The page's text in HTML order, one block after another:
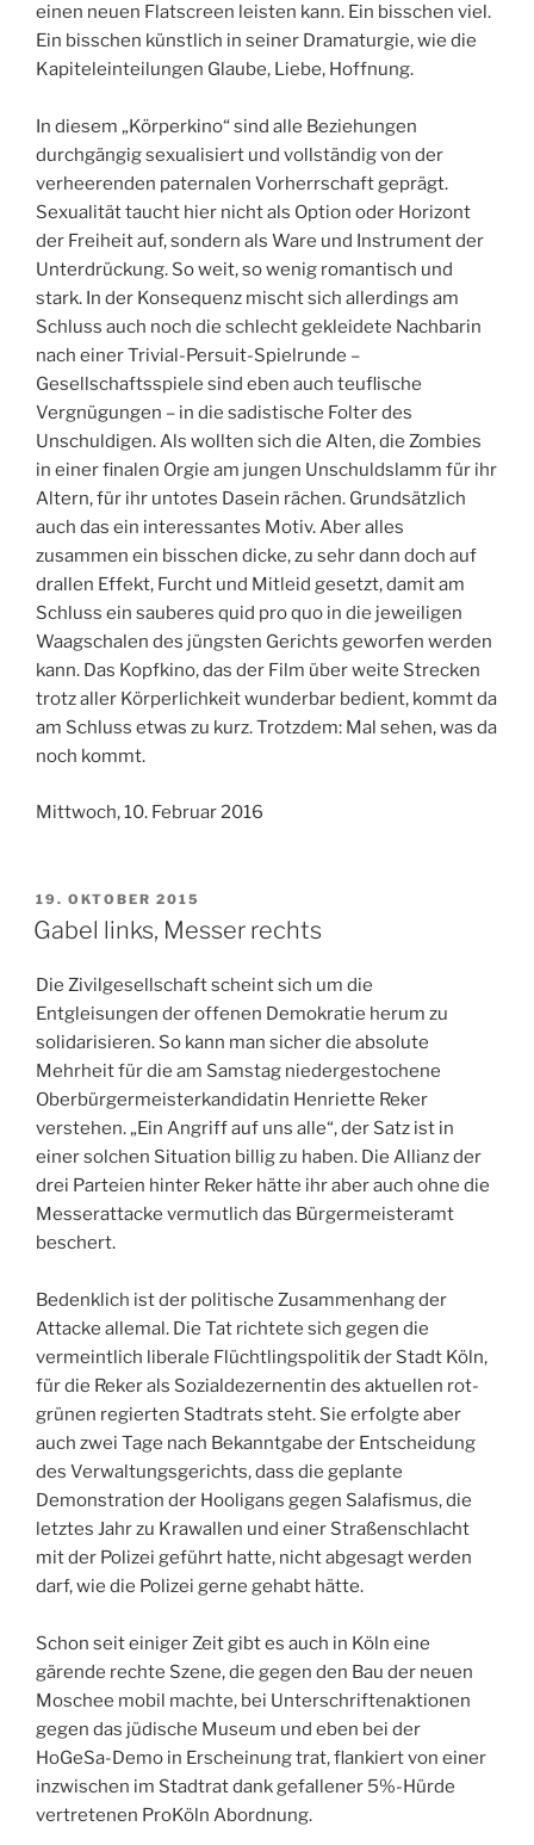
einen neuen Flatscreen leisten kann. Ein bisschen viel.
Ein bisschen künstlich in seiner Dramaturgie, wie die
Kapiteleinteilungen Glaube, Liebe, Hoffnung.
In diesem „Körperkino“ sind alle Beziehungen
durchgängig sexualisiert und vollständig von der
verheerenden paternalen Vorherrschaft geprägt.
Sexualität taucht hier nicht als Option oder Horizont
der Freiheit auf, sondern als Ware und Instrument der
Unterdrückung. So weit, so wenig romantisch und
stark. In der Konsequenz mischt sich allerdings am
Schluss auch noch die schlecht gekleidete Nachbarin
nach einer Trivial-Persuit-Spielrunde –
Gesellschaftsspiele sind eben auch teuflische
Vergnügungen – in die sadistische Folter des
Unschuldigen. Als wollten sich die Alten, die Zombies
in einer finalen Orgie am jungen Unschuldslamm für ihr
Altern, für ihr untotes Dasein rächen. Grundsätzlich
auch das ein interessantes Motiv. Aber alles
zusammen ein bisschen dicke, zu sehr dann doch auf
drallen Effekt, Furcht und Mitleid gesetzt, damit am
Schluss ein sauberes quid pro quo in die jeweiligen
Waagschalen des jüngsten Gerichts geworfen werden
kann. Das Kopfkino, das der Film über weite Strecken
trotz aller Körperlichkeit wunderbar bedient, kommt da
am Schluss etwas zu kurz. Trotzdem: Mal sehen, was da
noch kommt.
Mittwoch, 10. Februar 2016
VERÖFFENTLICHT
AM
19. OKTOBER 2015
Gabel links, Messer rechts
Die Zivilgesellschaft scheint sich um die
Entgleisungen der offenen Demokratie herum zu
solidarisieren. So kann man sicher die absolute
Mehrheit für die am Samstag niedergestochene
Oberbürgermeisterkandidatin Henriette Reker
verstehen. „Ein Angriff auf uns alle“, der Satz ist in
einer solchen Situation billig zu haben. Die Allianz der
drei Parteien hinter Reker hätte ihr aber auch ohne die
Messerattacke vermutlich das Bürgermeisteramt
beschert.
Bedenklich ist der politische Zusammenhang der
Attacke allemal. Die Tat richtete sich gegen die
vermeintlich liberale Flüchtlingspolitik der Stadt Köln,
für die Reker als Sozialdezernentin des aktuellen rot-
grünen regierten Stadtrats steht. Sie erfolgte aber
auch zwei Tage nach Bekanntgabe der Entscheidung
des Verwaltungsgerichts, dass die geplante
Demonstration der Hooligans gegen Salafismus, die
letztes Jahr zu Krawallen und einer Straßenschlacht
mit der Polizei geführt hatte, nicht abgesagt werden
darf, wie die Polizei gerne gehabt hätte.
Schon seit einiger Zeit gibt es auch in Köln eine
gärende rechte Szene, die gegen den Bau der neuen
Moschee mobil machte, bei Unterschriftenaktionen
gegen das jüdische Museum und eben bei der
HoGeSa-Demo in Erscheinung trat, flankiert von einer
inzwischen im Stadtrat dank gefallener 5%-Hürde
vertretenen ProKöln Abordnung.